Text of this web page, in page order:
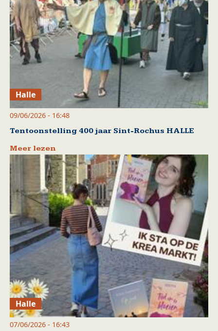
Halle
09/06/2026 - 16:48
Tentoonstelling 400 jaar Sint-Rochus HALLE
Meer lezen
Halle
07/06/2026 - 16:43